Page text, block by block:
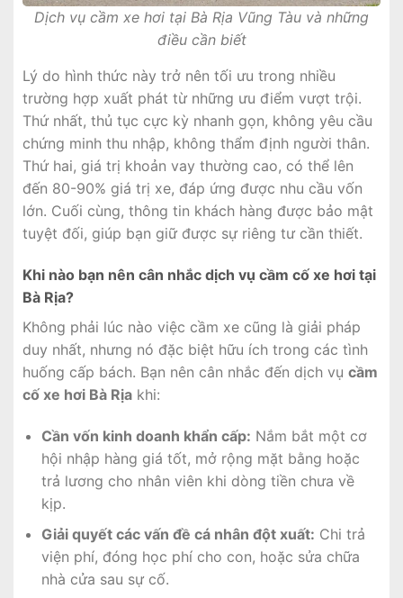
Dịch vụ cầm xe hơi tại Bà Rịa Vũng Tàu và những
điều cần biết
Lý do hình thức này trở nên tối ưu trong nhiều
trường hợp xuất phát từ những ưu điểm vượt trội.
Thứ nhất, thủ tục cực kỳ nhanh gọn, không yêu cầu
chứng minh thu nhập, không thẩm định người thân.
Thứ hai, giá trị khoản vay thường cao, có thể lên
đến 80-90% giá trị xe, đáp ứng được nhu cầu vốn
lớn. Cuối cùng, thông tin khách hàng được bảo mật
tuyệt đối, giúp bạn giữ được sự riêng tư cần thiết.
Khi nào bạn nên cân nhắc dịch vụ cầm cố xe hơi tại
Bà Rịa?
Không phải lúc nào việc cầm xe cũng là giải pháp
duy nhất, nhưng nó đặc biệt hữu ích trong các tình
huống cấp bách. Bạn nên cân nhắc đến dịch vụ cầm
cố xe hơi Bà Rịa khi:
Cần vốn kinh doanh khẩn cấp: Nắm bắt một cơ
hội nhập hàng giá tốt, mở rộng mặt bằng hoặc
trả lương cho nhân viên khi dòng tiền chưa về
kịp.
Giải quyết các vấn đề cá nhân đột xuất: Chi trả
viện phí, đóng học phí cho con, hoặc sửa chữa
nhà cửa sau sự cố.